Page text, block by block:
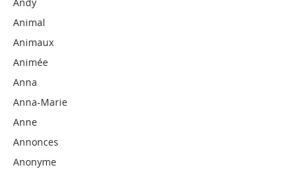
Animal
Animaux
Animée
Anna
Anna-Marie
Anne
Annonces
Anonyme